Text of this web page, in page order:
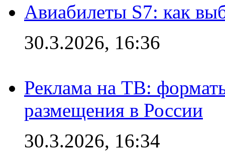
Авиабилеты S7: как
30.3.2026, 16:36
Реклама на ТВ:
размещения в России
30.3.2026, 16:34